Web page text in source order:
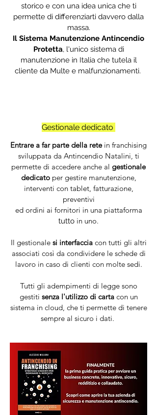
storico e con una idea unica che ti
permette di differenziarti davvero dalla
massa.
Il Sistema Manutenzione Antincendio
Protetta, l'unico sistema di
manutenzione in Italia che tutela il
cliente da Multe e malfunzionamenti.
Gestionale dedicato
Entrare a far parte della retein franchising
sviluppata da Antincendio Natalini, ti
permette di accedere anche al gestionale
dedicatoper gestire manutenzione,
interventi con tablet, fatturazione,
preventivi
ed ordini ai fornitori in una piattaforma
tutto in uno.
Il gestionalesi interfacciacon tutti gli altri
associati così da condividere le schede di
lavoro in caso di clienti con molte sedi.
Tutti gli adempimenti di legge sono
gestiti senza l'utilizzo di cartacon un
sistema in cloud, che ti permette di tenere
sempre al sicuro i dati.